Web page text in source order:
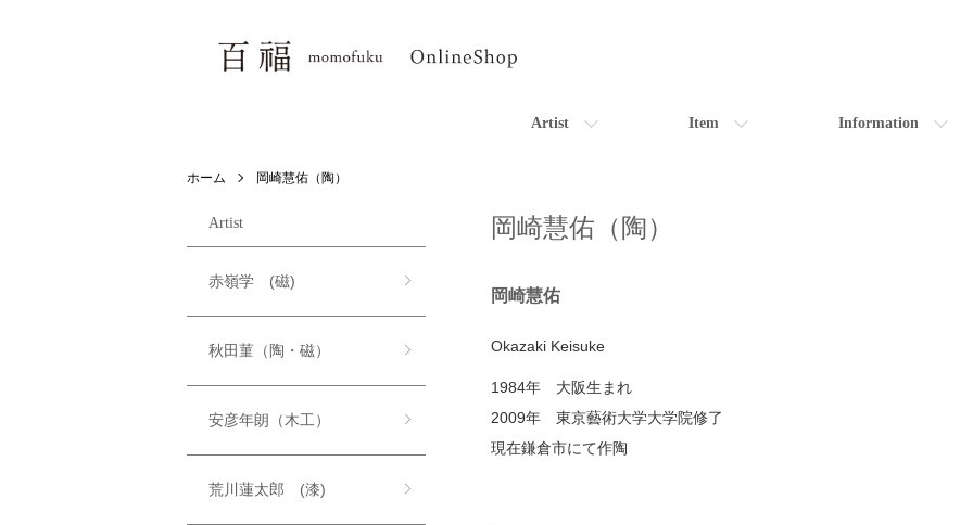
Artist Item Information
ホーム 岡崎慧佑（陶）
岡崎慧佑（陶）
岡崎慧佑
Okazaki Keisuke
1984年 大阪生まれ
2009年 東京藝術大学大学院修了
現在鎌倉市にて作陶
Artist
赤嶺学 (磁)
秋田菫（陶・磁）
安彦年朗（木工）
荒川蓮太郎 (漆)